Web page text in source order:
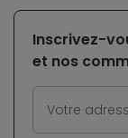
Inscrivez-
et nos